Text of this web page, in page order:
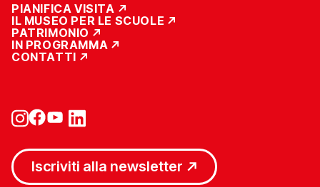
PIANIFICA VISITA
IL MUSEO PER LE SCUOLE
PATRIMONIO
IN PROGRAMMA
CONTATTI
Iscriviti alla newsletter